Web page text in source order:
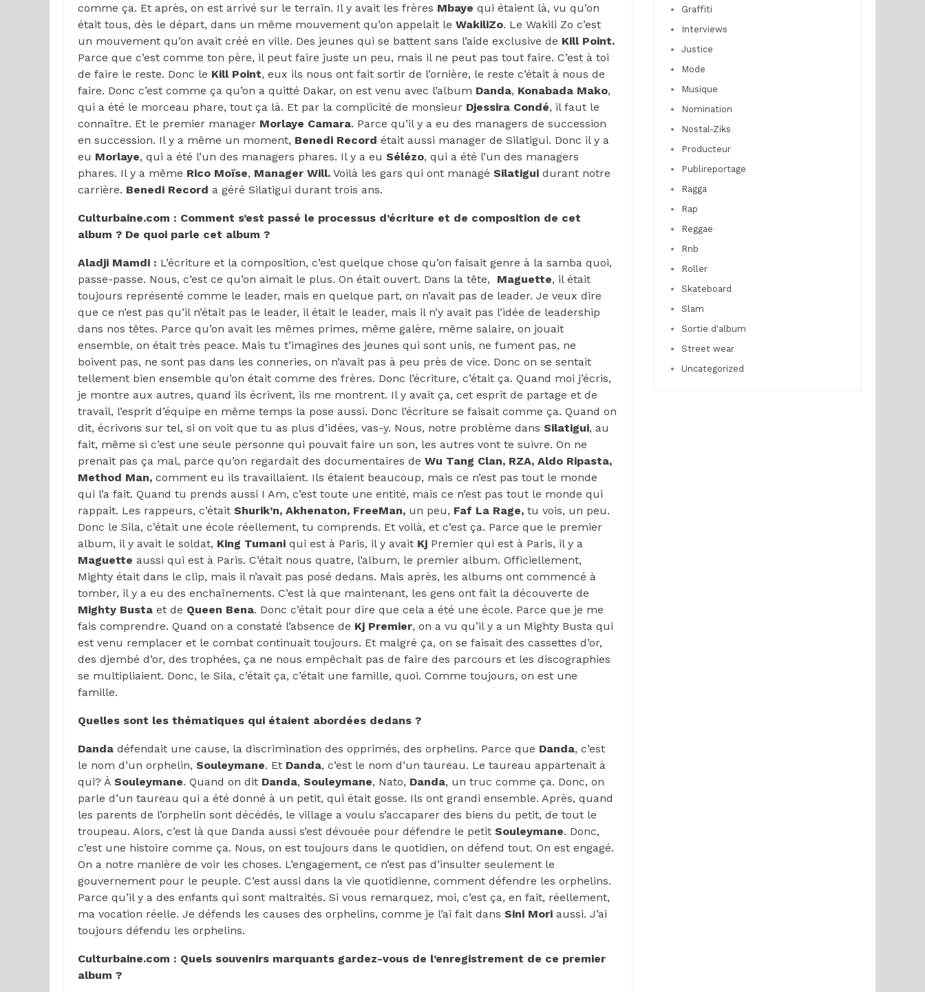
comme ça. Et après, on est arrivé sur le terrain. Il y avait les frères Mbaye qui étaient là, vu qu’on
était tous, dès le départ, dans un même mouvement qu’on appelait le WakiliZo. Le Wakili Zo c’est
un mouvement qu’on avait créé en ville. Des jeunes qui se battent sans l’aide exclusive de Kill Point.
Parce que c’est comme ton père, il peut faire juste un peu, mais il ne peut pas tout faire. C’est à toi
de faire le reste. Donc le Kill Point, eux ils nous ont fait sortir de l’ornière, le reste c’était à nous de
faire. Donc c’est comme ça qu’on a quitté Dakar, on est venu avec l’album Danda, Konabada Mako,
qui a été le morceau phare, tout ça là. Et par la complicité de monsieur Djessira Condé, il faut le
connaître. Et le premier manager Morlaye Camara. Parce qu’il y a eu des managers de succession
en succession. Il y a même un moment, Benedi Record était aussi manager de Silatigui. Donc il y a
eu Morlaye, qui a été l’un des managers phares. Il y a eu Sélézo, qui a été l’un des managers
phares. Il y a même Rico Moïse, Manager Will. Voilà les gars qui ont managé Silatigui durant notre
carrière. Benedi Record a géré Silatigui durant trois ans.
Culturbaine.com : Comment s’est passé le processus d’écriture et de composition de cet
album ? De quoi parle cet album ?
Aladji Mamdi : L’écriture et la composition, c’est quelque chose qu’on faisait genre à la samba quoi,
passe-passe. Nous, c’est ce qu’on aimait le plus. On était ouvert. Dans la tête, Maguette, il était
toujours représenté comme le leader, mais en quelque part, on n’avait pas de leader. Je veux dire
que ce n’est pas qu’il n’était pas le leader, il était le leader, mais il n’y avait pas l’idée de leadership
dans nos têtes. Parce qu’on avait les mêmes primes, même galère, même salaire, on jouait
ensemble, on était très peace. Mais tu t’imagines des jeunes qui sont unis, ne fument pas, ne
boivent pas, ne sont pas dans les conneries, on n’avait pas à peu près de vice. Donc on se sentait
tellement bien ensemble qu’on était comme des frères. Donc l’écriture, c’était ça. Quand moi j’écris,
je montre aux autres, quand ils écrivent, ils me montrent. Il y avait ça, cet esprit de partage et de
travail, l’esprit d’équipe en même temps la pose aussi. Donc l’écriture se faisait comme ça. Quand on
dit, écrivons sur tel, si on voit que tu as plus d’idées, vas-y. Nous, notre problème dans Silatigui, au
fait, même si c’est une seule personne qui pouvait faire un son, les autres vont te suivre. On ne
prenait pas ça mal, parce qu’on regardait des documentaires de Wu Tang Clan, RZA, Aldo Ripasta,
Method Man, comment eu ils travaillaient. Ils étaient beaucoup, mais ce n’est pas tout le monde
qui l’a fait. Quand tu prends aussi I Am, c’est toute une entité, mais ce n’est pas tout le monde qui
rappait. Les rappeurs, c’était Shurik’n, Akhenaton, FreeMan, un peu, Faf La Rage, tu vois, un peu.
Donc le Sila, c’était une école réellement, tu comprends. Et voilà, et c’est ça. Parce que le premier
album, il y avait le soldat, King Tumani qui est à Paris, il y avait Kj Premier qui est à Paris, il y a
Maguette aussi qui est à Paris. C’était nous quatre, l’album, le premier album. Officiellement,
Mighty était dans le clip, mais il n’avait pas posé dedans. Mais après, les albums ont commencé à
tomber, il y a eu des enchaînements. C’est là que maintenant, les gens ont fait la découverte de
Mighty Busta et de Queen Bena. Donc c’était pour dire que cela a été une école. Parce que je me
fais comprendre. Quand on a constaté l’absence de Kj Premier, on a vu qu’il y a un Mighty Busta qui
est venu remplacer et le combat continuait toujours. Et malgré ça, on se faisait des cassettes d’or,
des djembé d’or, des trophées, ça ne nous empêchait pas de faire des parcours et les discographies
se multipliaient. Donc, le Sila, c’était ça, c’était une famille, quoi. Comme toujours, on est une
famille.
Quelles sont les thématiques qui étaient abordées dedans ?
Danda défendait une cause, la discrimination des opprimés, des orphelins. Parce que Danda, c’est
le nom d’un orphelin, Souleymane. Et Danda, c’est le nom d’un taureau. Le taureau appartenait à
qui? À Souleymane. Quand on dit Danda, Souleymane, Nato, Danda, un truc comme ça. Donc, on
parle d’un taureau qui a été donné à un petit, qui était gosse. Ils ont grandi ensemble. Après, quand
les parents de l’orphelin sont décédés, le village a voulu s’accaparer des biens du petit, de tout le
troupeau. Alors, c’est là que Danda aussi s’est dévouée pour défendre le petit Souleymane. Donc,
c’est une histoire comme ça. Nous, on est toujours dans le quotidien, on défend tout. On est engagé.
On a notre manière de voir les choses. L’engagement, ce n’est pas d’insulter seulement le
gouvernement pour le peuple. C’est aussi dans la vie quotidienne, comment défendre les orphelins.
Parce qu’il y a des enfants qui sont maltraités. Si vous remarquez, moi, c’est ça, en fait, réellement,
ma vocation réelle. Je défends les causes des orphelins, comme je l’ai fait dans Sini Mori aussi. J’ai
toujours défendu les orphelins.
Culturbaine.com : Quels souvenirs marquants gardez-vous de l’enregistrement de ce premier
album ?
Graffiti
Interviews
Justice
Mode
Musique
Nomination
Nostal-Ziks
Producteur
Publireportage
Ragga
Rap
Reggae
Rnb
Roller
Skateboard
Slam
Sortie d'album
Street wear
Uncategorized